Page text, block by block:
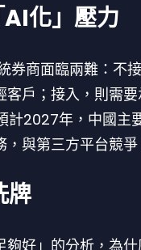
AI化」壓力
券商面臨兩難：不
客戶；接入，則需
計2027年，中國主
，與第三方平台競
牌
夠好」的分析，為